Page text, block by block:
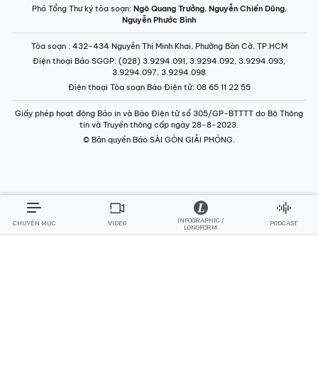
Phó Tổng Thư ký tòa soạn: Ngô Quang Trưởng, Nguyễn Chiến Dũng,
Nguyễn Phước Bình
Tòa soạn : 432-434 Nguyễn Thị Minh Khai, Phường Bàn Cờ, TP.HCM
Điện thoại Báo SGGP: (028) 3.9294.091, 3.9294.092, 3.9294.093,
3.9294.097, 3.9294.098
Điện thoại Tòa soạn Báo Điện tử: 08 65 11 22 55
Giấy phép hoạt động Báo in và Báo Điện tử số 305/GP-BTTTT do Bộ Thông
tin và Truyền thông cấp ngày 28-8-2023.
© Bản quyền Báo SÀI GÒN GIẢI PHÓNG.
CHUYÊN MỤC VIDEO
INFOGRAPHIC /
LONGFORM
PODCAST